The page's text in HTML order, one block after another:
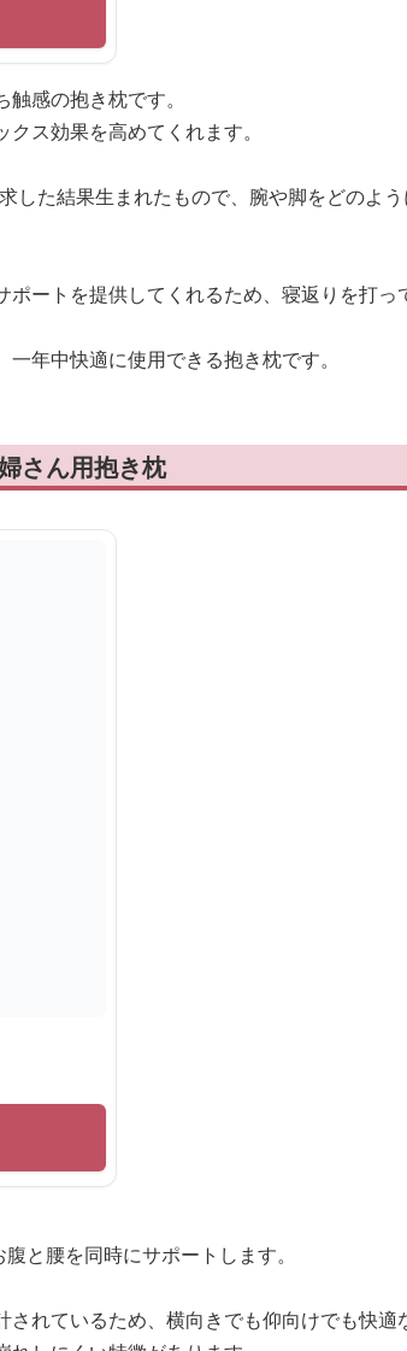
感の抱き枕です。
ス効果を高めてくれます。
した結果生まれたもので、腕や脚をどのよ
ートを提供してくれるため、寝返りを打
年中快適に使用できる抱き枕です。
さん用抱き枕
と腰を同時にサポートします。
れているため、横向きでも仰向けでも快適